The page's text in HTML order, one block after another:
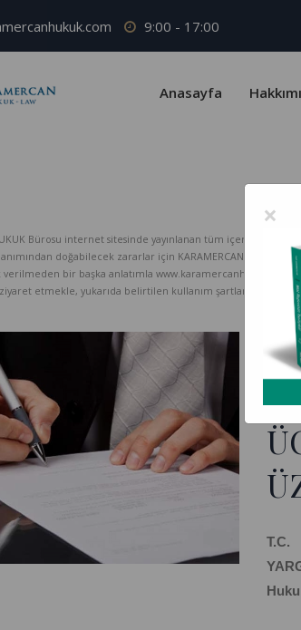
9:00 - 17:00
Anasayfa
Bürosu internet sitesinde yayınlanan tüm içerik telif
doğabilecek zararlar için KARAMERCAN
verilmeden bir başka anlatımla www.karamercanhukuk.com
etmekle, yukarıda belirtilen kullanım şartlarını kabul etmiş
T.C.
×